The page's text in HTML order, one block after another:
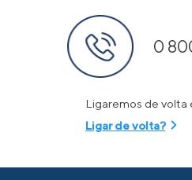
0
Ligaremos de volta
Ligar de volta?